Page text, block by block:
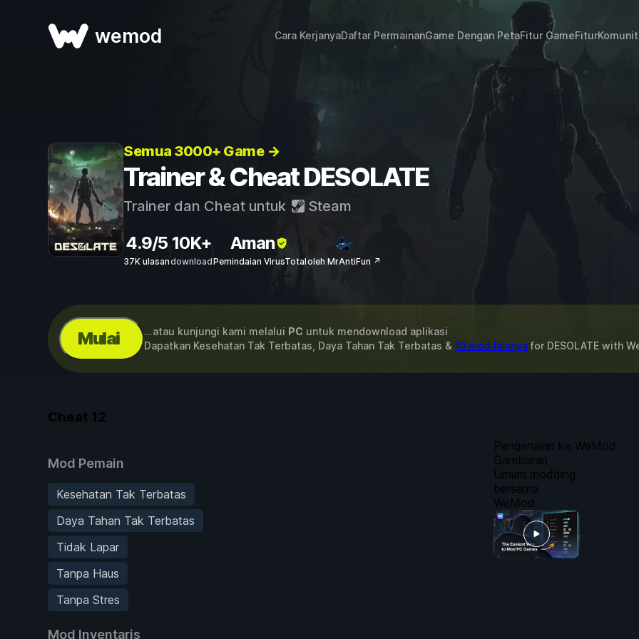
wemod Cara KerjanyaDaftar PermainanGame Dengan PetaFitur GameFitur
Semua 3000+ Game →
Trainer & Cheat DESOLATE
Trainer dan Cheat untuk Steam
4.9/5
37K ulasan
10K+
download
Aman
Pemindaian VirusTotaloleh MrAntiFun ↗
Mulai ...atau kunjungi kami melalui PC untuk mendownload aplikasi
Dapatkan Kesehatan Tak Terbatas, Daya Tahan Tak Terbatas & 10 mod lainnyafor DESOLATEwith
Cheat 12
Mod Pemain
Kesehatan Tak Terbatas
Daya Tahan Tak Terbatas
Tidak Lapar
Tanpa Haus
Tanpa Stres
Mod Inventaris
Pengenalan ke WeMod
Gambaran
Umum modding
bersama
WeMod